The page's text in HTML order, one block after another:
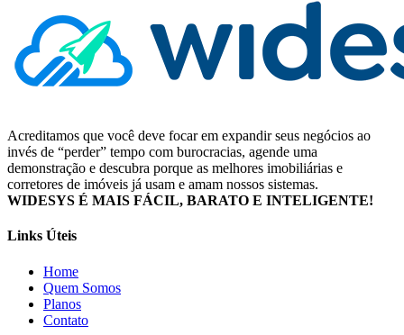
Acreditamos que você deve focar em expandir seus negócios ao
invés de “perder” tempo com burocracias, agende uma
demonstração e descubra porque as melhores imobiliárias e
corretores de imóveis já usam e amam nossos sistemas.
WIDESYS É MAIS FÁCIL, BARATO E INTELIGENTE!
Links Úteis
Home
Quem Somos
Planos
Contato